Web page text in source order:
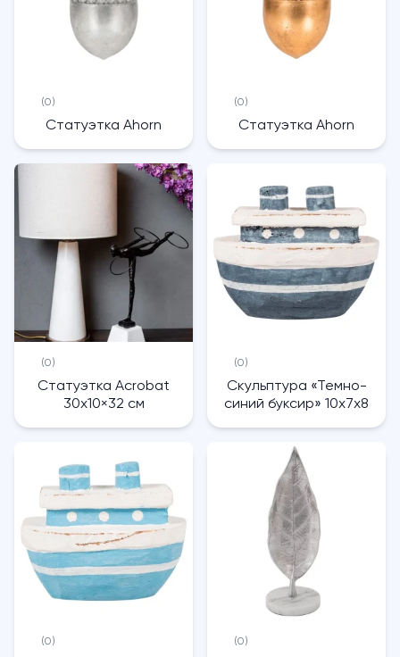
(0)
Статуэтка Ahorn
(0)
Статуэтка Ahorn
(0)
Статуэтка Acrobat
30х10×32 см
(0)
Скульптура «Темно-
синий буксир» 10x7x8
(0) (0)